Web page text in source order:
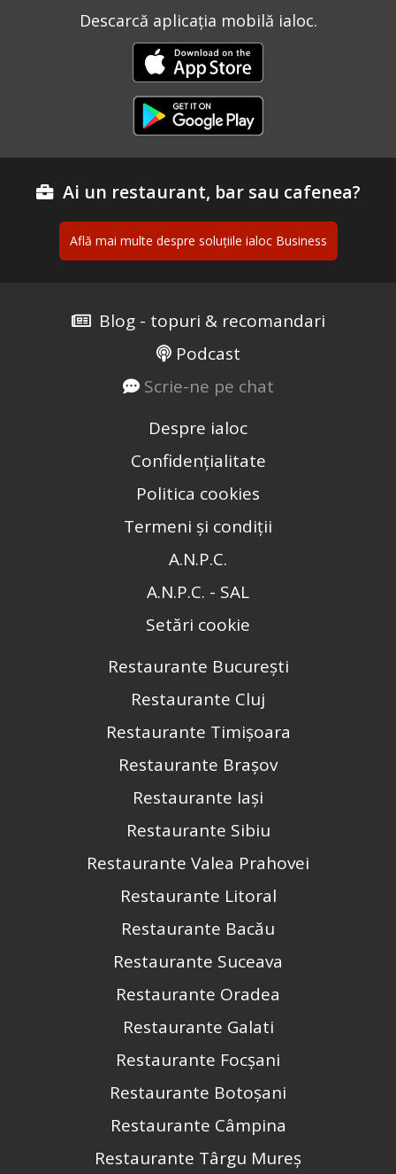
Descarcă aplicația mobilă ialoc.
Ai un restaurant, bar sau cafenea?
Află mai multe despre soluțiile ialoc Business
Blog - topuri & recomandari
Podcast
Scrie-ne pe chat
Despre ialoc
Confidențialitate
Politica cookies
Termeni și condiții
A.N.P.C.
A.N.P.C. - SAL
Setări cookie
Restaurante București
Restaurante Cluj
Restaurante Timișoara
Restaurante Brașov
Restaurante Iași
Restaurante Sibiu
Restaurante Valea Prahovei
Restaurante Litoral
Restaurante Bacău
Restaurante Suceava
Restaurante Oradea
Restaurante Galati
Restaurante Focșani
Restaurante Botoșani
Restaurante Câmpina
Restaurante Târgu Mureș